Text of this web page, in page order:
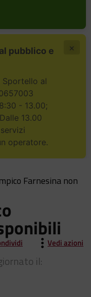
pubblico e
al
- 13.00;
13.00
operatore.
×
Farnesina non
Vedi azioni
il: